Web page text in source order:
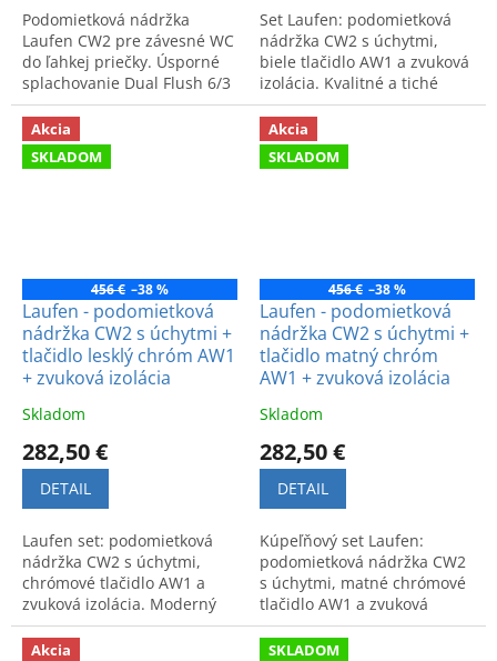
Podomietková nádržka
Laufen CW2 pre závesné WC
do ľahkej priečky. Úsporné
splachovanie Dual Flush 6/3
l alebo 4,5/3 l a prívodná
hadička na vodu. Kvalitné
prevedenie.
Set Laufen: podomietková
nádržka CW2 s úchytmi,
biele tlačidlo AW1 a zvuková
izolácia. Kvalitné a tiché
riešenie pre moderný
interiér.
Akcia
SKLADOM
456 € –38 %
Laufen - podomietková
nádržka CW2 s úchytmi +
tlačidlo lesklý chróm AW1
+ zvuková izolácia
Skladom
282,50 €
DETAIL
Laufen set: podomietková
nádržka CW2 s úchytmi,
chrómové tlačidlo AW1 a
zvuková izolácia. Moderný
dizajn a vysoká kvalita za
výhodnú cenu.
Akcia
SKLADOM
456 € –38 %
Laufen - podomietková
nádržka CW2 s úchytmi +
tlačidlo matný chróm
AW1 + zvuková izolácia
Skladom
282,50 €
DETAIL
Kúpeľňový set Laufen:
podomietková nádržka CW2
s úchytmi, matné chrómové
tlačidlo AW1 a zvuková
izolácia. Švajčiarska kvalita a
nadčasový dizajn.
Akcia
SKLADOM